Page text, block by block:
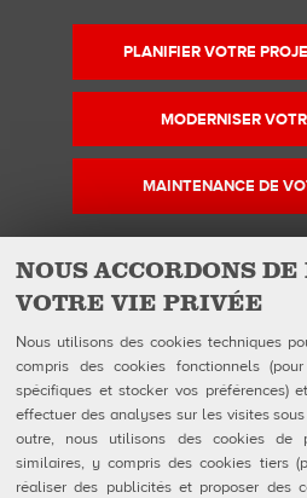
NOUS ACCORDONS
VOTRE VIE PRIVÉE
Nous utilisons des cookies techniques
compris des cookies fonctionnels
spécifiques et stocker vos préférences)
effectuer des analyses sur les visites
outre, nous utilisons des cookies de
similaires, y compris des cookies tiers
réaliser des publicités et proposer des
PLANIFIER VOTRE
MODERNISER
MAINTENANCE DE
QUBICAAMF WORLDWIDE LLC
40 rue Jacques Ibert
92300 Levallois-Perret:
Téléphone : 0140899470
Suivez-nous sur